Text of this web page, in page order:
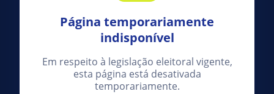
Página temporariamente
indisponível
Em respeito à legislação eleitoral vigente,
esta página está desativada
temporariamente.